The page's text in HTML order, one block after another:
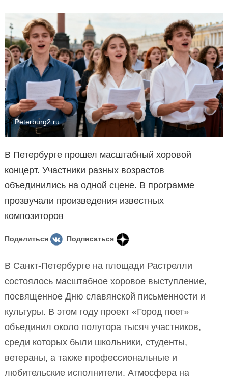
Peterburg2.ru
В Петербурге прошел масштабный хоровой
концерт. Участники разных возрастов
объединились на одной сцене. В программе
прозвучали произведения известных
композиторов
Поделиться Подписаться
В Санкт-Петербурге на площади Растрелли
состоялось масштабное хоровое выступление,
посвященное Дню славянской письменности и
культуры. В этом году проект «Город поет»
объединил около полутора тысяч участников,
среди которых были школьники, студенты,
ветераны, а также профессиональные и
любительские исполнители. Атмосфера на